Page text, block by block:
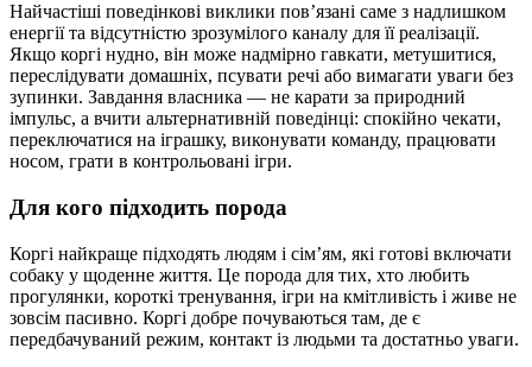
Найчастіші поведінкові виклики пов’язані саме з надлишком
енергії та відсутністю зрозумілого каналу для її реалізації.
Якщо коргі нудно, він може надмірно гавкати, метушитися,
переслідувати домашніх, псувати речі або вимагати уваги без
зупинки. Завдання власника — не карати за природний
імпульс, а вчити альтернативній поведінці: спокійно чекати,
переключатися на іграшку, виконувати команду, працювати
носом, грати в контрольовані ігри.
Для кого підходить порода
Коргі найкраще підходять людям і сім’ям, які готові включати
собаку у щоденне життя. Це порода для тих, хто любить
прогулянки, короткі тренування, ігри на кмітливість і живе не
зовсім пасивно. Коргі добре почуваються там, де є
передбачуваний режим, контакт із людьми та достатньо уваги.